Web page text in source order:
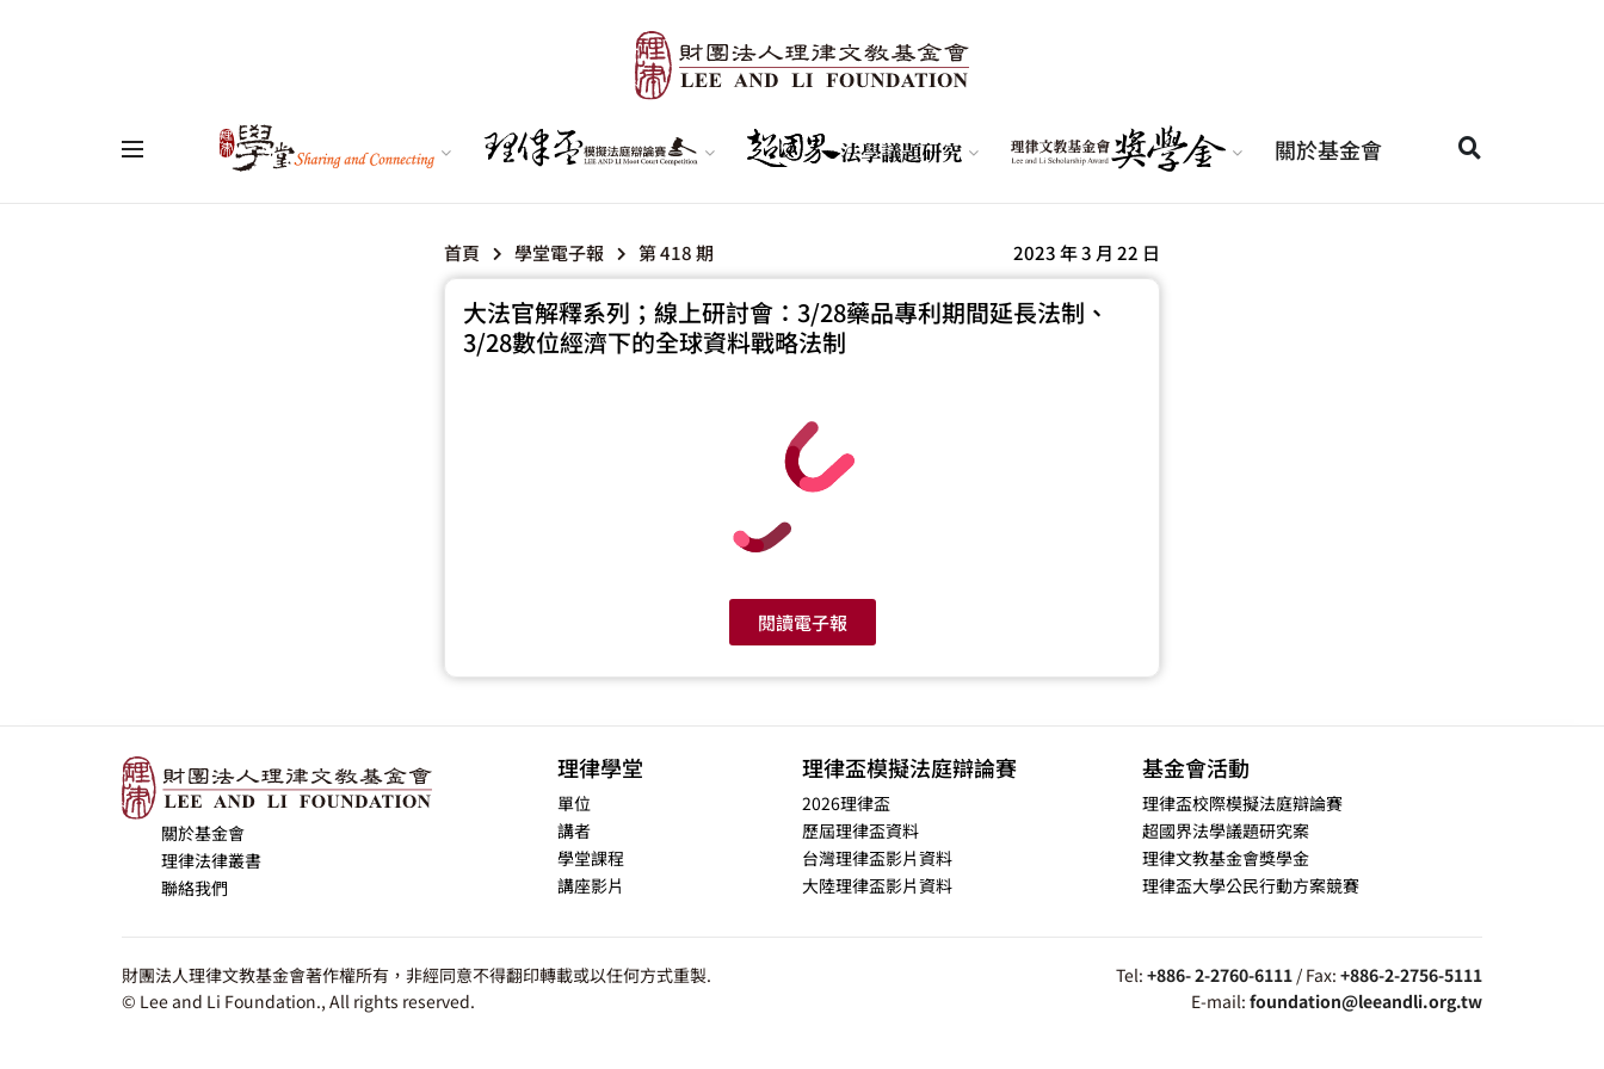
關於基金會
首頁 學堂電子報 第 418 期 2023 年 3 月 22 日
大法官解釋系列；線上研討會：3/28藥品專利期間延長法制、
3/28數位經濟下的全球資料戰略法制
閱讀電子報
關於基金會
理律法律叢書
聯絡我們
理律學堂
單位
講者
學堂課程
講座影片
理律盃模擬法庭辯論賽
2026理律盃
歷屆理律盃資料
台灣理律盃影片資料
大陸理律盃影片資料
基金會活動
理律盃校際模擬法庭辯論賽
超國界法學議題研究案
理律文教基金會獎學金
理律盃大學公民行動方案競賽
財團法人理律文教基金會著作權所有，非經同意不得翻印轉載或以任何方式重製.
© Lee and Li Foundation., All rights reserved.
Tel: +886- 2-2760-6111 / Fax: +886-2-2756-5111
E-mail: foundation@leeandli.org.tw